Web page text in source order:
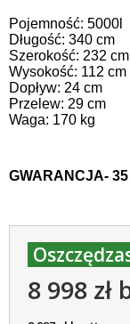
Pojemność: 5000l
Długość: 340 cm
Szerokość: 232 cm
Wysokość: 112 cm
Dopływ: 24 cm
Przelew: 29 cm
Waga: 170 kg
GWARANCJA-
8 998